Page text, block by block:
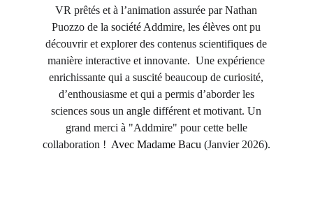
VR prêtés et à l’animation assurée par Nathan
Puozzo de la société Addmire, les élèves ont pu
découvrir et explorer des contenus scientifiques de
manière interactive et innovante. Une expérience
enrichissante qui a suscité beaucoup de curiosité,
d’enthousiasme et qui a permis d’aborder les
sciences sous un angle différent et motivant. Un
grand merci à "Addmire" pour cette belle
collaboration ! Avec Madame Bacu (Janvier 2026).